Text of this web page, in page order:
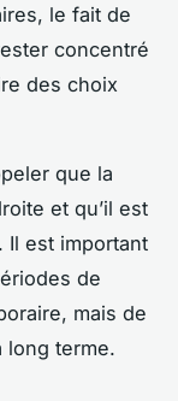
le fait de
concentré
des choix
que la
et qu’il est
Il est important
de
mais de
long terme.